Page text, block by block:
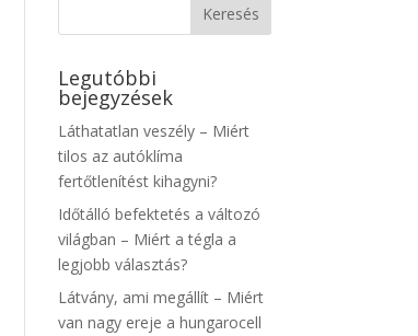
Legutóbbi
bejegyzések
Láthatatlan veszély – Miért
tilos az autóklíma
fertőtlenítést kihagyni?
Időtálló befektetés a változó
világban – Miért a tégla a
legjobb választás?
Látvány, ami megállít – Miért
van nagy ereje a hungarocell